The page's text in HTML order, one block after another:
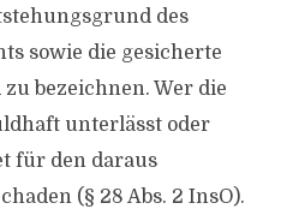
des
sowie die gesicherte
bezeichnen. Wer die
unterlässt oder
für den daraus
(§ 28 Abs. 2 InsO).